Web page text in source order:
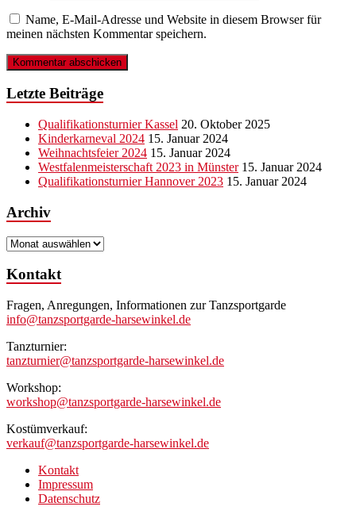
Name, E-Mail-Adresse und Website in diesem Browser für
meinen nächsten Kommentar speichern.
Letzte Beiträge
Qualifikationsturnier Kassel 20. Oktober 2025
Kinderkarneval 2024 15. Januar 2024
Weihnachtsfeier 2024 15. Januar 2024
Westfalenmeisterschaft 2023 in Münster 15. Januar 2024
Qualifikationsturnier Hannover 2023 15. Januar 2024
Archiv
Archiv
Kontakt
Fragen, Anregungen, Informationen zur Tanzsportgarde
info@tanzsportgarde-harsewinkel.de
Tanzturnier:
tanzturnier@tanzsportgarde-harsewinkel.de
Workshop:
workshop@tanzsportgarde-harsewinkel.de
Kostümverkauf:
verkauf@tanzsportgarde-harsewinkel.de
Kontakt
Impressum
Datenschutz